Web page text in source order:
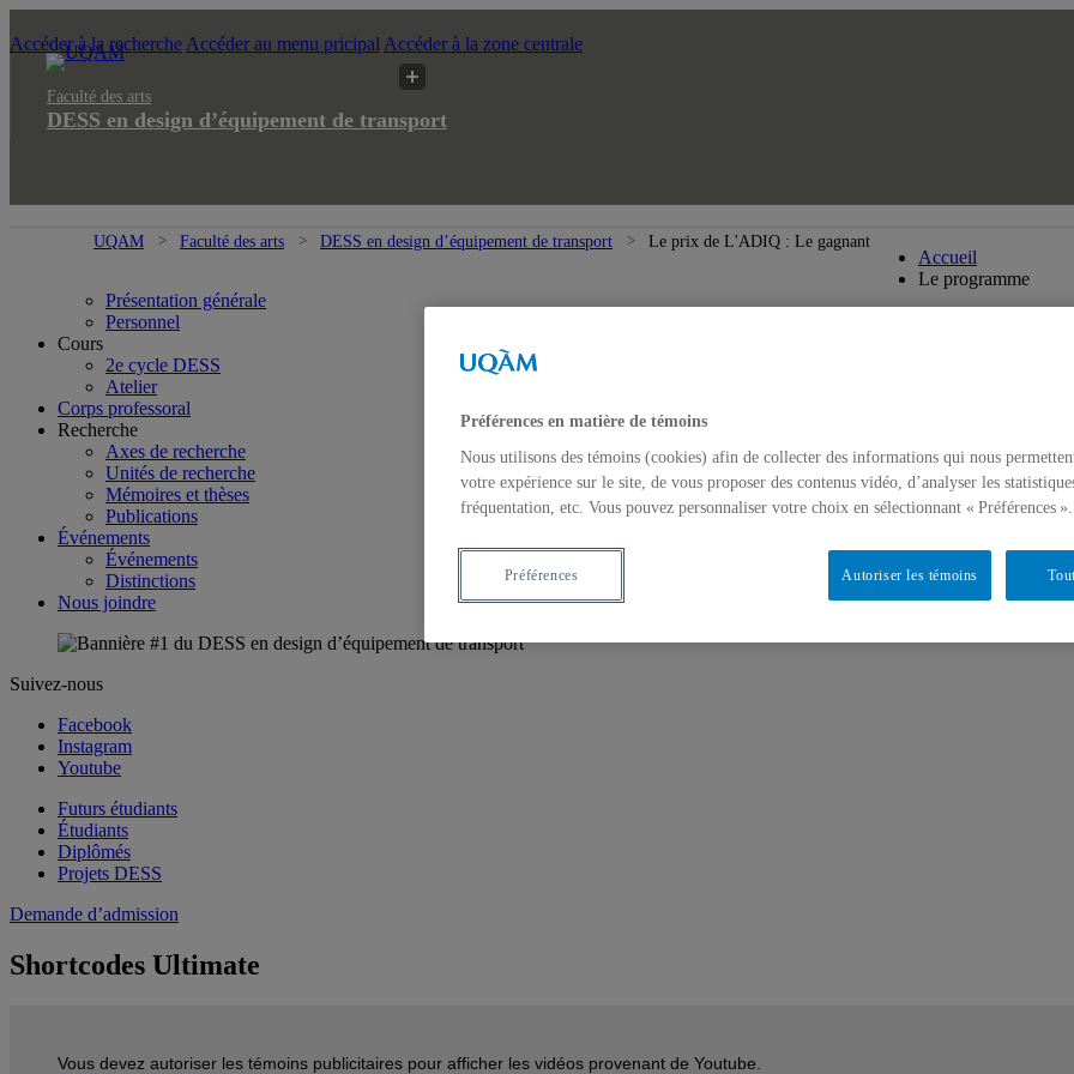
Accéder à la recherche Accéder au menu pricipal Accéder à la zone centrale
Faculté des arts
DESS en design d’équipement de transport
UQAM Faculté des arts DESS en design d’équipement de transport Le prix de L'ADIQ : Le gagnant
Accueil
Le programme
Présentation générale
Personnel
Cours
2e cycle DESS
Atelier
Corps professoral
Recherche
Axes de recherche
Unités de recherche
Mémoires et thèses
Publications
Événements
Événements
Distinctions
Nous joindre
Suivez-nous
Facebook
Instagram
Youtube
Futurs étudiants
Étudiants
Diplômés
Projets DESS
Demande d’admission
Shortcodes Ultimate
Vous devez autoriser les témoins publicitaires pour afficher les vidéos provenant de Youtube.
Préférences en matière de témoins
Nous utilisons des témoins (cookies) afin de collecter des informations qui nous
votre expérience sur le site, de vous proposer des contenus vidéo, d’analyser les
fréquentation, etc. Vous pouvez personnaliser votre choix en sélectionnant « Préférences ».
Autoriser les témoins
Préférences